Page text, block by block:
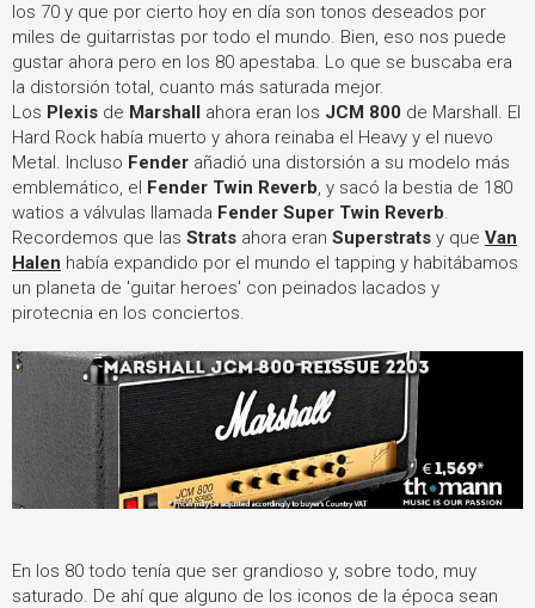
los 70 y que por cierto hoy en día son tonos deseados por
miles de guitarristas por todo el mundo. Bien, eso nos puede
gustar ahora pero en los 80 apestaba. Lo que se buscaba era
la distorsión total, cuanto más saturada mejor.
Los Plexis de Marshall ahora eran los JCM 800 de Marshall. El
Hard Rock había muerto y ahora reinaba el Heavy y el nuevo
Metal. Incluso Fender añadió una distorsión a su modelo más
emblemático, el Fender Twin Reverb, y sacó la bestia de 180
watios a válvulas llamada Fender Super Twin Reverb.
Recordemos que las Strats ahora eran Superstrats y que Van
Halen había expandido por el mundo el tapping y habitábamos
un planeta de 'guitar heroes' con peinados lacados y
pirotecnia en los conciertos.
En los 80 todo tenía que ser grandioso y, sobre todo, muy
saturado. De ahí que alguno de los iconos de la época sean